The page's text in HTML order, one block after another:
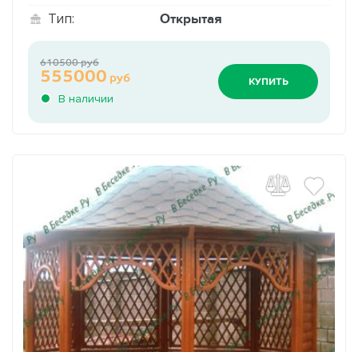
Тип: Открытая
В наличии
555000 руб
610500 руб
КУПИТЬ